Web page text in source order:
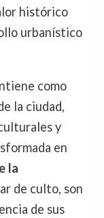
histórico
urbanístico
como
la ciudad,
y
en
la
de culto, son
de sus